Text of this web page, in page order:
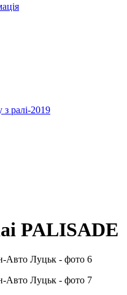
ралі-2019
PALISADE